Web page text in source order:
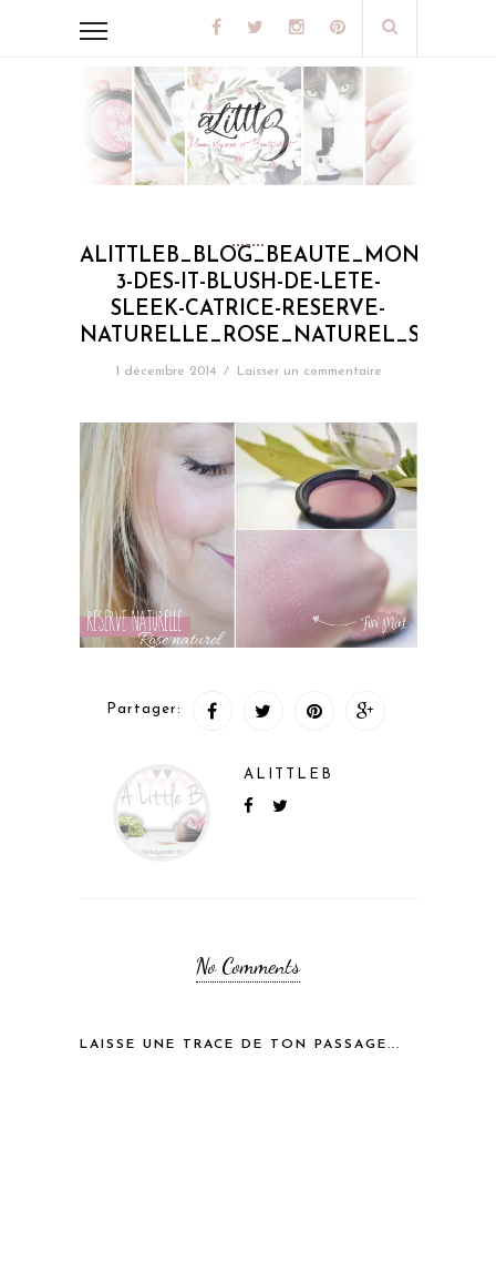
ALITTLEB_BLOG_BEAUTE_MON_TOP-
3-DES-IT-BLUSH-DE-LETE-
SLEEK-CATRICE-RESERVE-
NATURELLE_ROSE_NATUREL_SWATCH
1 décembre 2014 / Laisser un commentaire
Partager:
ALITTLEB
No Comments
LAISSE UNE TRACE DE TON PASSAGE...